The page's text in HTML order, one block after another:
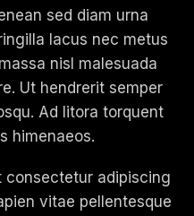
sed diam urna
lacus nec metus
nisl malesuada
Ut hendrerit semper
Ad litora torquent
himenaeos.
consectetur adipiscing
vitae pellentesque